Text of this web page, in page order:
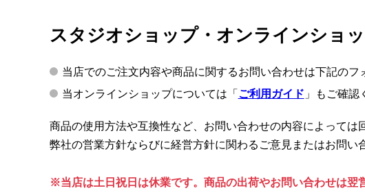
スタジオショップ・オンラインショ
当店でのご注文内容や商品に関するお問い合わせは下記のフ
当オンラインショップについては「 ご利用ガイド 」もご確認
商品の使用方法や互換性など、お問い合わせの内容によっては
弊社の営業方針ならびに経営方針に関わるご意見またはお問い
※当店は土日祝日は休業です。商品の出荷やお問い合わせは翌